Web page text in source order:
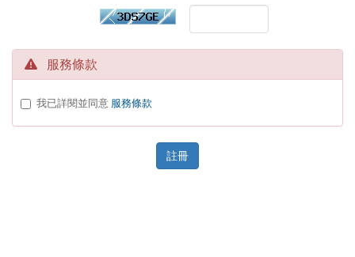
服務條款
我已詳閱並同意 服務條款